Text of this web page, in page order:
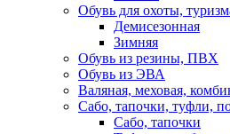
Обувь для охоты,
Демисезонная
Зимняя
Обувь из резины, ПВХ
Обувь из ЭВА
Валяная, меховая,
Сабо, тапочки, туфли,
Сабо, тапочки